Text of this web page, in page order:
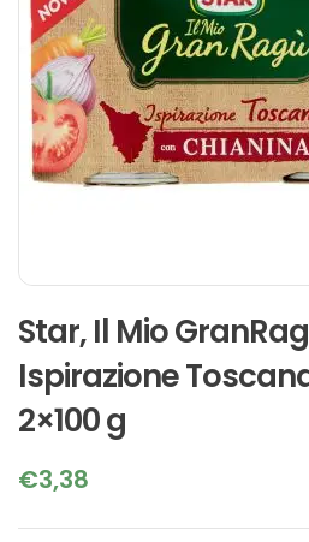
Star, Il Mio
Ispirazione
2×100 g
€3,38